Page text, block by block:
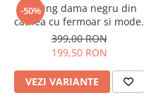
-50%
Trening dama negru din
catifea cu fermoar si model
pe jacheta
399,00 RON
199,50 RON
VEZI VARIANTE